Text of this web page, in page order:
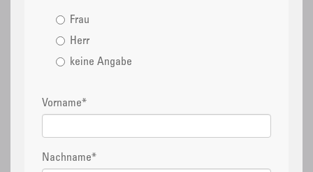
Frau
Herr
keine Angabe
Vorname*
Nachname*